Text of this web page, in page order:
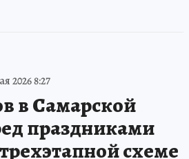
2026 8:27
в Самарской
праздниками
схеме